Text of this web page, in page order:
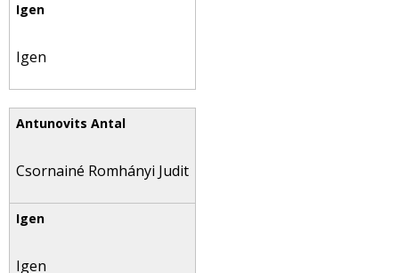
Igen
Csornainé Romhányi Judit
Igen